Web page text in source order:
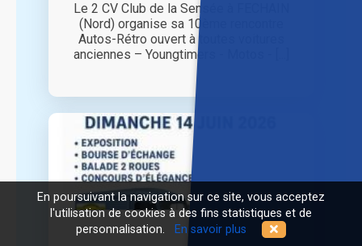
Le 2 CV Club de la Sensée à FECHAIN
(Nord) organise sa 10ème rencontre
Autos-Rétro ouvert à toutes voitures
anciennes – Youngtimers - Motos - [...]
En poursuivant la navigation sur ce site, vous acceptez
l'utilisation de cookies à des fins statistiques et de
personnalisation.
En savoir plus